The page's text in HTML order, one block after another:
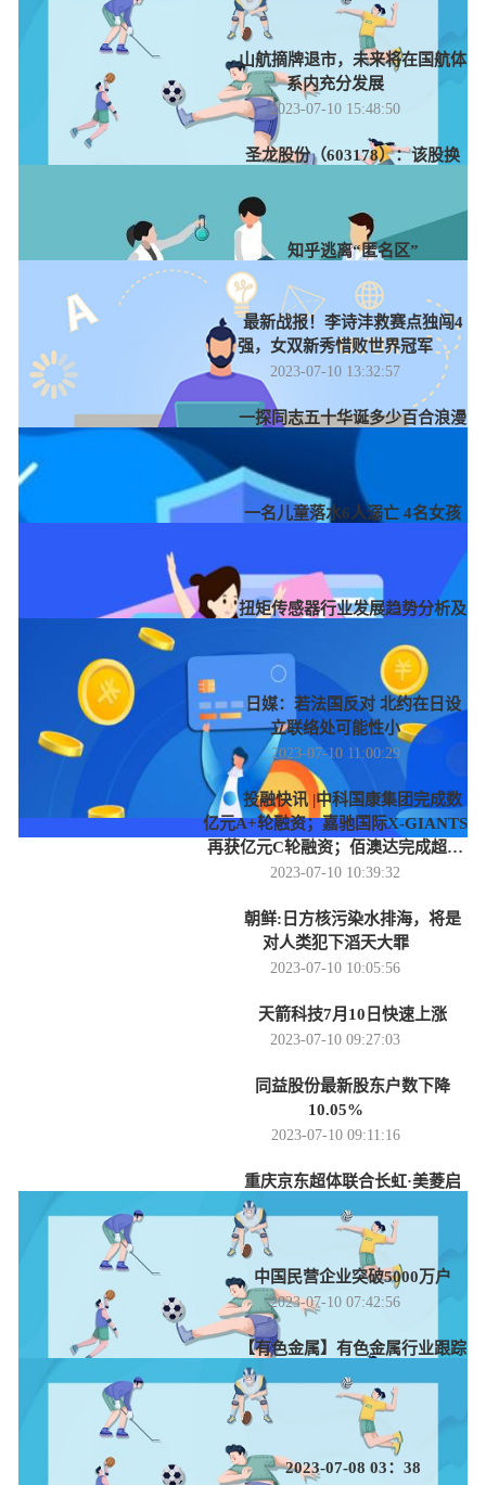
2023-07-10 16:09:17
山航摘牌退市，未来将在国航体
系内充分发展
2023-07-10 15:48:50
圣龙股份（603178）：该股换
知乎逃离“匿名区”
最新战报！李诗沣救赛点独闯4
强，女双新秀惜败世界冠军
2023-07-10 13:32:57
一探同志五十华诞多少百合浪漫
一名儿童落水6人溺亡 4名女孩
扭矩传感器行业发展趋势分析及
2023-07-10 11:34:24
日媒：若法国反对 北约在日设
立联络处可能性小
2023-07-10 11:00:29
投融快讯 |中科国康集团完成数
亿元A+轮融资；嘉驰国际X-GIANTS
再获亿元C轮融资；佰澳达完成超亿
元新一轮融资
2023-07-10 10:39:32
朝鲜:日方核污染水排海，将是
对人类犯下滔天大罪
2023-07-10 10:05:56
天箭科技7月10日快速上涨
2023-07-10 09:27:03
同益股份最新股东户数下降
10.05%
2023-07-10 09:11:16
重庆京东超体联合长虹·美菱启
动“超燃生活节”大促
2023-07-10 08:20:54
中国民营企业突破5000万户
2023-07-10 07:42:56
【有色金属】有色金属行业跟踪
周报：旺季支撑用电需求，预期煤价
企稳运行
2023-07-10 06:34:51
2023-07-08 03：38